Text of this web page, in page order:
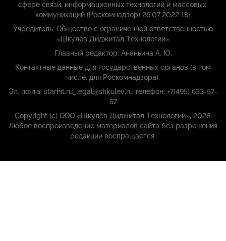
сфере связи, информационных технологий и массовых,
коммуникаций (Роскомнадзор) 26.07.2022 18+
Учредитель: Общество с ограниченной ответственностью
«Шкулёв Диджитал Технологии»
Главный редактор: Ананьина А. Ю.
Контактные данные для государственных органов (в том
числе, для Роскомнадзора):
Эл. почта: starhit.ru_legal@shkulev.ru телефон: +7(495) 633-57-
57
Copyright (с) ООО «Шкулёв Диджитал Технологии», 2026.
Любое воспроизведение материалов сайта без разрешения
редакции воспрещается.